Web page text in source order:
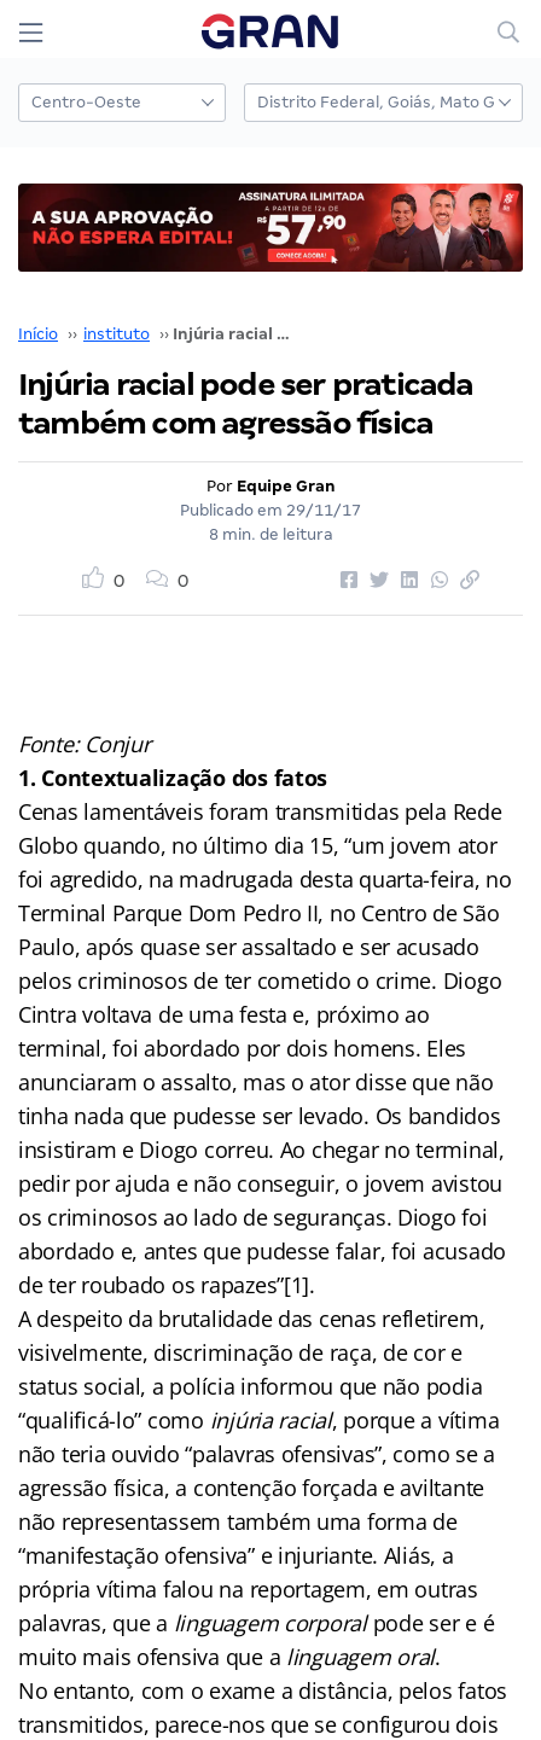
Início ›› instituto ›› Injúria racial pode ser praticada também com agressão física
Injúria racial pode ser praticada
também com agressão física
Por Equipe Gran
Publicado em 29/11/17
8 min. de leitura
0 0
Fonte: Conjur
1. Contextualização dos fatos
Cenas lamentáveis foram transmitidas pela Rede
Globo quando, no último dia 15, “um jovem ator
foi agredido, na madrugada desta quarta-feira, no
Terminal Parque Dom Pedro II, no Centro de São
Paulo, após quase ser assaltado e ser acusado
pelos criminosos de ter cometido o crime. Diogo
Cintra voltava de uma festa e, próximo ao
terminal, foi abordado por dois homens. Eles
anunciaram o assalto, mas o ator disse que não
tinha nada que pudesse ser levado. Os bandidos
insistiram e Diogo correu. Ao chegar no terminal,
pedir por ajuda e não conseguir, o jovem avistou
os criminosos ao lado de seguranças. Diogo foi
abordado e, antes que pudesse falar, foi acusado
de ter roubado os rapazes”[1].
A despeito da brutalidade das cenas refletirem,
visivelmente, discriminação de raça, de cor e
status social, a polícia informou que não podia
“qualificá-lo” como injúria racial, porque a vítima
não teria ouvido “palavras ofensivas”, como se a
agressão física, a contenção forçada e aviltante
não representassem também uma forma de
“manifestação ofensiva” e injuriante. Aliás, a
própria vítima falou na reportagem, em outras
palavras, que a linguagem corporalpode ser e é
muito mais ofensiva que a linguagem oral.
No entanto, com o exame a distância, pelos fatos
transmitidos, parece-nos que se configurou dois